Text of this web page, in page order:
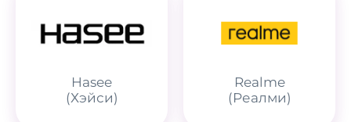
Hasee
(Хэйси)
Realme
(Реалми)